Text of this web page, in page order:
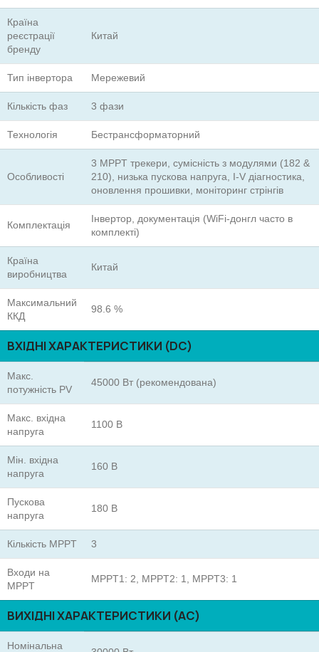
Країна
реєстрації
бренду
Китай
Тип інвертора Мережевий
Кількість фаз 3 фази
Технологія Бестрансформаторний
Особливості
3 MPPT трекери, сумісність з модулями (182 &
210), низька пускова напруга, I-V діагностика,
оновлення прошивки, моніторинг стрінгів
Комплектація
Інвертор, документація (WiFi-донгл часто в
комплекті)
Країна
виробництва
Китай
Максимальний
ККД
98.6 %
ВХІДНІ ХАРАКТЕРИСТИКИ (DC)
Макс.
потужність PV
45000 Вт (рекомендована)
Макс. вхідна
напруга
1100 В
Мін. вхідна
напруга
160 В
Пускова
напруга
180 В
Кількість MPPT 3
Входи на
MPPT
MPPT1: 2, MPPT2: 1, MPPT3: 1
ВИХІДНІ ХАРАКТЕРИСТИКИ (AC)
Номінальна